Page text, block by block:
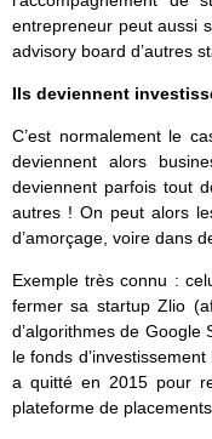
entrepreneur peut aussi
advisory board d’autres
Ils deviennent
C’est normalement le
deviennent alors
deviennent parfois tout
autres ! On peut alors
d’amorçage, voire dans
Exemple très connu :
fermer sa startup Zlio
d’algorithmes de
le fonds
a quitté en 2015 pour
plateforme de